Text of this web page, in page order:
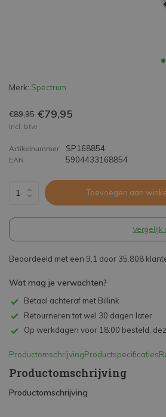
Merk: Spectrum
€89,95 €79,95
Incl. btw
Artikelnummer SP168854
EAN 5904433168854
Toevoegen aan
Vergelijk
Beoordeeld met een 9,1 door 35.808
Wat mag je verwachten?
Betaal achteraf met Billink
Retourneren tot wel 30 dagen later
Op werkdagen voor 18:00 besteld,
ProductomschrijvingProductspecificaties
Productomschrijving
Productomschrijving